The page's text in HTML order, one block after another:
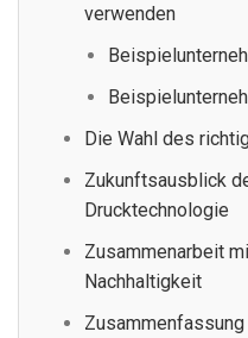
verwenden
Die Wahl des
Zukunftsausblick
Drucktechnologie
Zusammenarbeit
Nachhaltigkeit